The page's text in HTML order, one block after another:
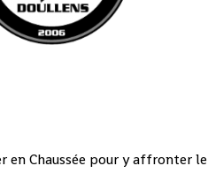
en Chaussée pour y affronter le